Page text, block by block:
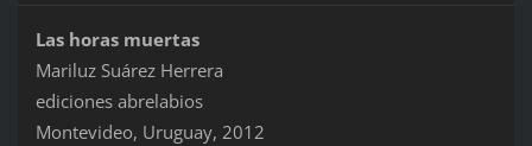
Las horas muertas
Mariluz Suárez Herrera
ediciones abrelabios
Montevideo, Uruguay, 2012